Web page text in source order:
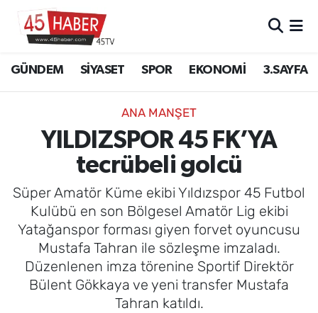
GÜNDEM SİYASET SPOR EKONOMİ 3.SAYFA
ANA MANŞET
YILDIZSPOR 45 FK’YA
tecrübeli golcü
Süper Amatör Küme ekibi Yıldızspor 45 Futbol
Kulübü en son Bölgesel Amatör Lig ekibi
Yatağanspor forması giyen forvet oyuncusu
Mustafa Tahran ile sözleşme imzaladı.
Düzenlenen imza törenine Sportif Direktör
Bülent Gökkaya ve yeni transfer Mustafa
Tahran katıldı.
SİYASET
EKONOMİ
3.SAYFA
EĞİTİM
SAĞLIK
Manisa Hava Durumu
Manisa Trafik Yoğunluk Haritası
Süper Lig Puan Durumu ve Fikstür
Tüm Manşetler
Son Dakika Haberleri